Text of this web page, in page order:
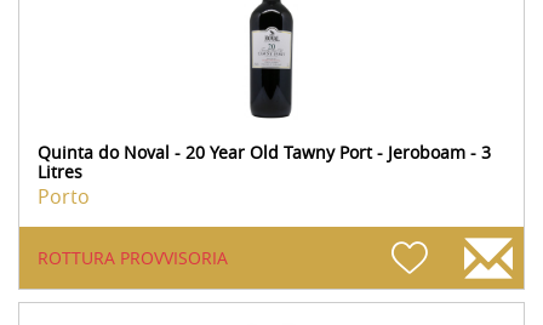
Quinta do Noval - 20 Year Old Tawny Port - Jeroboam - 3
Litres
Porto
ROTTURA PROVVISORIA